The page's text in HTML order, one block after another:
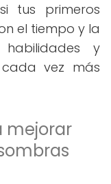
tus primeros
el tiempo y la
habilidades y
vez más
mejorar